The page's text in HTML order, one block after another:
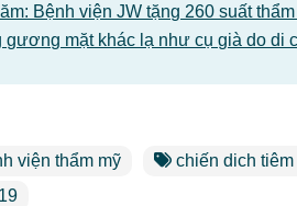
Bệnh viện JW tặng 260 suất
gương mặt khác lạ như cụ già do di
viện thẩm mỹ chiến dich tiêm